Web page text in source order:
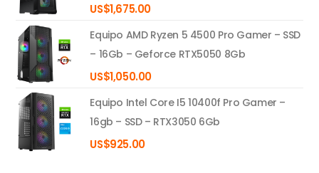
US$1,675.00
Equipo AMD Ryzen 5 4500 Pro Gamer – SSD
– 16Gb – Geforce RTX5050 8Gb
US$1,050.00
Equipo Intel Core I5 10400f Pro Gamer –
16gb – SSD – RTX3050 6Gb
US$925.00